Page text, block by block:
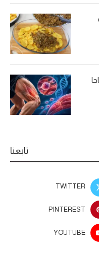
تابعنا
TWITTER
PINTEREST
YOUTUBE